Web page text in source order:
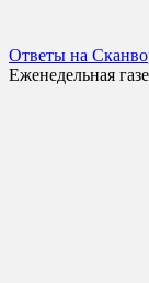
Ответы на
Еженедельная